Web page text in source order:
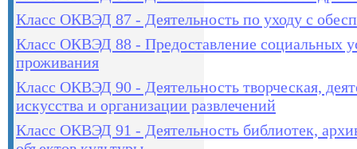
Класс ОКВЭД 87 - Деятельность по уходу с
Класс ОКВЭД 88 - Предоставление социальных
проживания
Класс ОКВЭД 90 - Деятельность творческая,
искусства и организации развлечений
Класс ОКВЭД 91 - Деятельность библиотек,